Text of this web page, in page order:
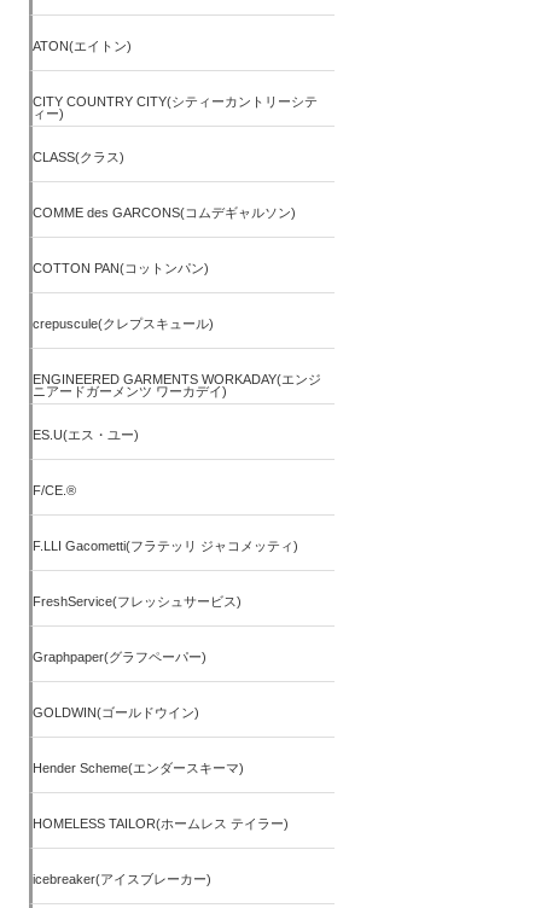
ATON(エイトン)
CITY COUNTRY CITY(シティーカントリーシテ
ィー)
CLASS(クラス)
COMME des GARCONS(コムデギャルソン)
COTTON PAN(コットンパン)
crepuscule(クレプスキュール)
ENGINEERED GARMENTS WORKADAY(エンジ
ニアードガーメンツ ワーカデイ)
ES.U(エス・ユー)
F/CE.®
F.LLI Gacometti(フラテッリ ジャコメッティ)
FreshService(フレッシュサービス)
Graphpaper(グラフペーパー)
GOLDWIN(ゴールドウイン)
Hender Scheme(エンダースキーマ)
HOMELESS TAILOR(ホームレス テイラー)
icebreaker(アイスブレーカー)